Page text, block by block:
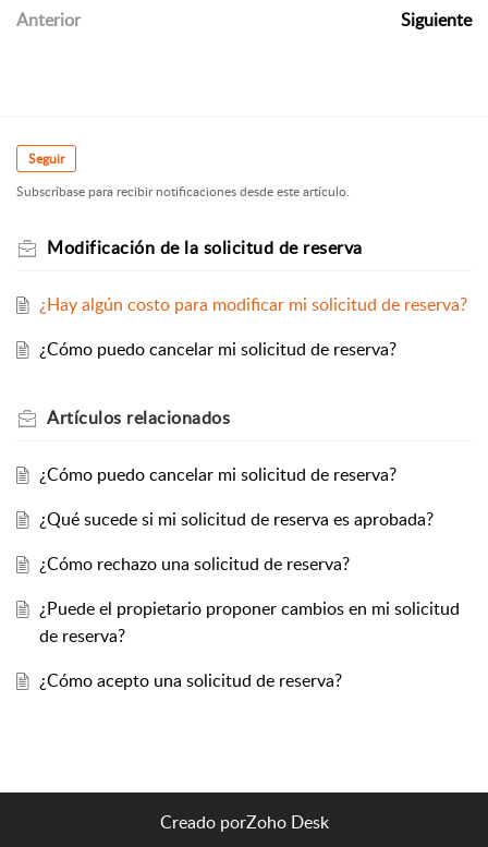
Anterior Siguiente
Seguir
Subscríbase para recibir notificaciones desde este artículo.
Modificación de la solicitud de reserva
¿Hay algún costo para modificar mi solicitud de reserva?
¿Cómo puedo cancelar mi solicitud de reserva?
Artículos relacionados
¿Cómo puedo cancelar mi solicitud de reserva?
¿Qué sucede si mi solicitud de reserva es aprobada?
¿Cómo rechazo una solicitud de reserva?
¿Puede el propietario proponer cambios en mi solicitud
de reserva?
¿Cómo acepto una solicitud de reserva?
Creado porZoho Desk